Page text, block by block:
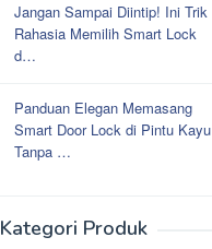
Jangan Sampai Diintip! Ini Trik
Rahasia Memilih Smart Lock
d…
Panduan Elegan Memasang
Smart Door Lock di Pintu Kayu
Tanpa …
Kategori Produk